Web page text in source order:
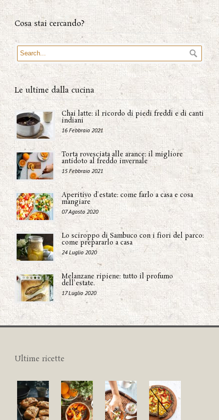
Cosa stai cercando?
Le ultime dalla cucina
Chai latte: il ricordo di piedi freddi e di canti
indiani
16 Febbraio 2021
Torta rovesciata alle arance: il migliore
antidoto al freddo invernale
15 Febbraio 2021
Aperitivo d'estate: come farlo a casa e cosa
mangiare
07 Agosto 2020
Lo sciroppo di Sambuco con i fiori del parco:
come prepararlo a casa
24 Luglio 2020
Melanzane ripiene: tutto il profumo
dell'estate.
17 Luglio 2020
Ultime ricette